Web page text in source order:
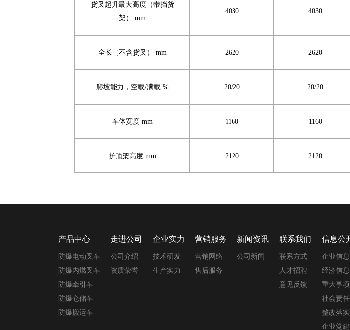
货叉起升最大高度（带挡货
架）
mm
4030 4030
全长（不含货叉） mm 2620 2620
爬坡能力，空载/满载 % 20/20 20/20
车体宽度 mm 1160 1160
护顶架高度 mm 2120 2120
产品中心
防爆电动叉车
防爆内燃叉车
防爆牵引车
防爆仓储车
防爆搬运车
走进公司
公司介绍
资质荣誉
企业实力
技术研发
生产实力
营销服务
营销网络
售后服务
新闻资讯
公司新闻
联系我们
联系方式
人才招聘
意见反馈
信息公
企业信息
经济信息
重大事项
社会责任
整改落实
企业党建